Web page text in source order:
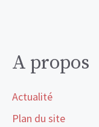
A propos
Actualité
Plan du site